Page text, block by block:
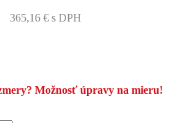
365,16 € s DPH
Možnosť úpravy na mieru!